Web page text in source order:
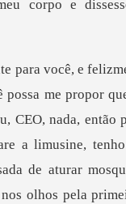
O, nada, então
a limusine,
de aturar